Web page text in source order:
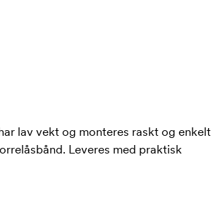
lav vekt og monteres raskt og enkelt
Leveres med praktisk